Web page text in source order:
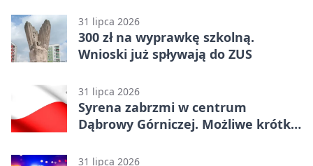
31 lipca 2026
300 zł na wyprawkę szkolną.
Wnioski już spływają do ZUS
31 lipca 2026
Syrena zabrzmi w centrum
Dąbrowy Górniczej. Możliwe krótkie
31 lipca 2026